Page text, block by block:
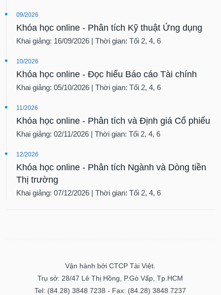
09/2026
Khóa học online - Phân tích Kỹ thuật Ứng dụng
Khai giảng: 16/09/2026 | Thời gian: Tối 2, 4, 6
10/2026
Khóa học online - Đọc hiểu Báo cáo Tài chính
Khai giảng: 05/10/2026 | Thời gian: Tối 2, 4, 6
11/2026
Khóa học online - Phân tích và Định giá Cổ phiếu
Khai giảng: 02/11/2026 | Thời gian: Tối 2, 4, 6
12/2026
Khóa học online - Phân tích Ngành và Dòng tiền
Thị trường
Khai giảng: 07/12/2026 | Thời gian: Tối 2, 4, 6
Vận hành bởi CTCP Tài Việt.
Trụ sở: 28/47 Lê Thị Hồng, P.Gò Vấp, Tp.HCM
Tel: (84.28) 3848 7238 - Fax: (84.28) 3848 7237